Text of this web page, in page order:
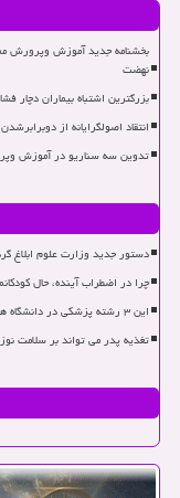
بخشنامه جدید آموزش وپرورش
نهضت
بزرگترین اشتباه بیماران دچار
انتقاد اصولگرایانه از
تدوین سه سناریو در آموزش
دستور جدید وزارت علوم ابلاغ
چرا در اضطراب آینده، حال
این ۳ رشته پزشکی در دانشگاه ها مشتری ندارد!
تغذیه پدر می تواند بر سلامت